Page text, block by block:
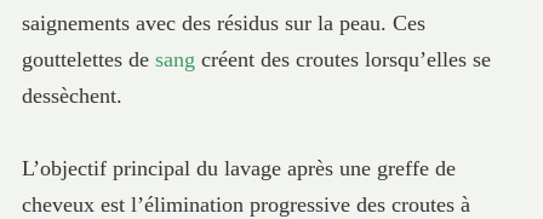
saignements avec des résidus sur la peau. Ces
gouttelettes de sang créent des croutes lorsqu’elles se
dessèchent.
L’objectif principal du lavage après une greffe de
cheveux est l’élimination progressive des croutes à